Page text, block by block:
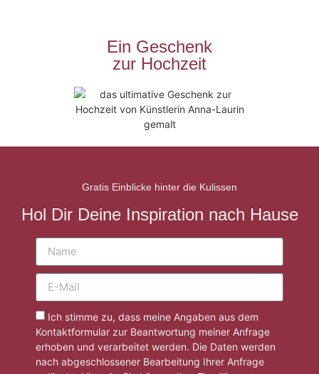
Ein Geschenk
zur Hochzeit
Gratis Einblicke hinter die Kulissen
Hol Dir Deine Inspiration nach Hause
Ich stimme zu, dass meine Angaben aus dem
Kontaktformular zur Beantwortung meiner Anfrage
erhoben und verarbeitet werden. Die Daten werden
nach abgeschlossener Bearbeitung Ihrer Anfrage